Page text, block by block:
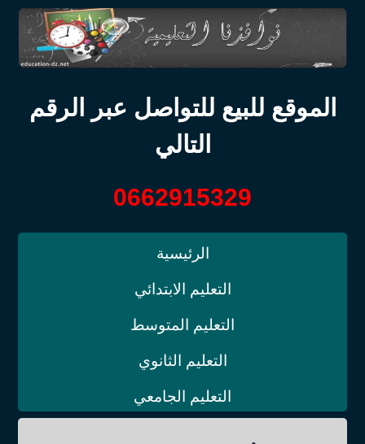
الموقع للبيع للتواصل عبر الرقم
التالي
0662915329
الرئيسية
التعليم الابتدائي
التعليم المتوسط
التعليم الثانوي
التعليم الجامعي